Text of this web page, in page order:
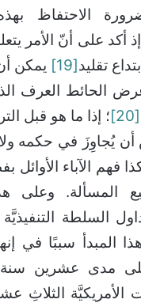
الاحتفاظ
إذ أكد على أنّ الأمر
تقليد[19]
يمكن
الحائط العرف
[20]
؛ إذا ما هو قبل
يُجاوِزَ في حكمه
فهم الآباء
المسألة. وعلى
السلطة
المبدأ سببًا في
مدى عشرين